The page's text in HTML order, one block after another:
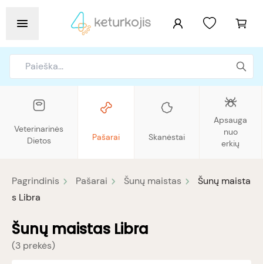
Veterinarinės
Dietos
Pašarai Skanėstai
Apsauga
nuo
erkių
Pagrindinis Pašarai Šunų maistas
Šunų maista
s Libra
Šunų maistas Libra
(3 prekės)